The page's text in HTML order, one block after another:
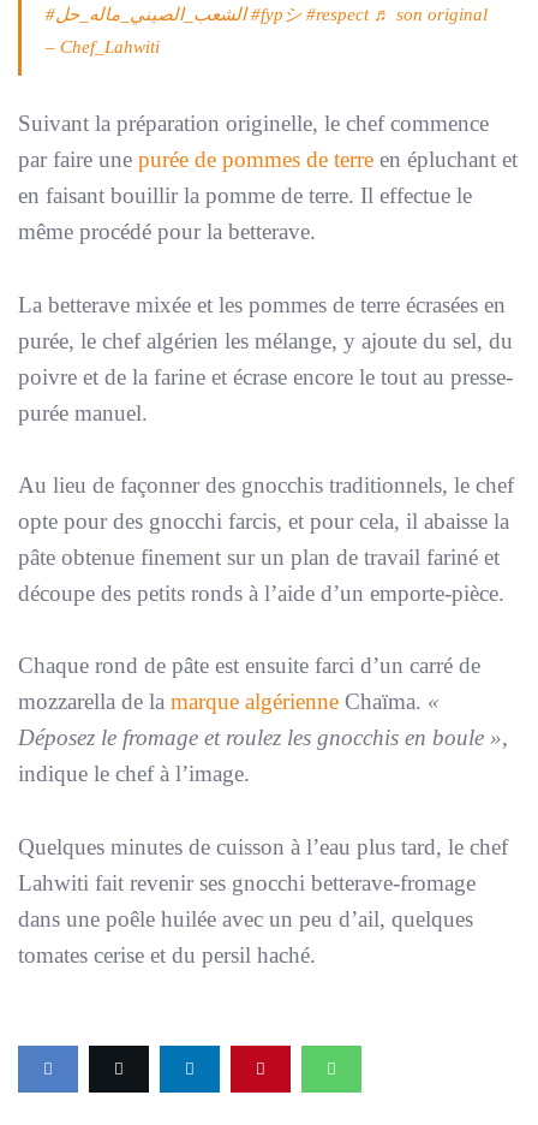
#الشعب_الصيني_ماله_حل #fypシ #respect ♬ son original
– Chef_Lahwiti
Suivant la préparation originelle, le chef commence
par faire une purée de pommes de terre en épluchant et
en faisant bouillir la pomme de terre. Il effectue le
même procédé pour la betterave.
La betterave mixée et les pommes de terre écrasées en
purée, le chef algérien les mélange, y ajoute du sel, du
poivre et de la farine et écrase encore le tout au presse-
purée manuel.
Au lieu de façonner des gnocchis traditionnels, le chef
opte pour des gnocchi farcis, et pour cela, il abaisse la
pâte obtenue finement sur un plan de travail fariné et
découpe des petits ronds à l’aide d’un emporte-pièce.
Chaque rond de pâte est ensuite farci d’un carré de
mozzarella de la marque algérienne Chaïma. «
Déposez le fromage et roulez les gnocchis en boule »,
indique le chef à l’image.
Quelques minutes de cuisson à l’eau plus tard, le chef
Lahwiti fait revenir ses gnocchi betterave-fromage
dans une poêle huilée avec un peu d’ail, quelques
tomates cerise et du persil haché.